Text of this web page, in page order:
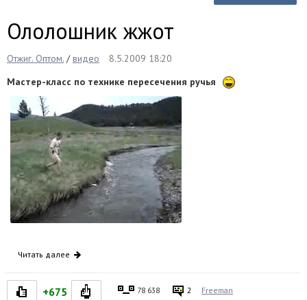
Ололошник жжот
Отжиг. Оптом. /видео
8.5.2009 18:20
Мастер-класс по технике пересечения ручья
Читать далее
+675 78 638 2 Freeman